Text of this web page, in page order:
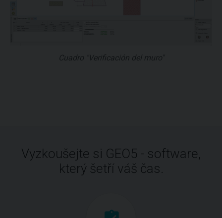
Cuadro "Verificación del muro"
Vyzkoušejte si GEO5 - software,
který šetří váš čas.